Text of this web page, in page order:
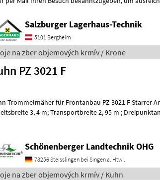
Salzburger Lagerhaus-Technik
5101 Bergheim
na zber objemových krmív / Krone
PZ 3021 F
Trommelmäher für Frontanbau PZ 3021 F Starrer
3, 4 m; Transportbreite 2, 95 m ;
Schönenberger Landtechnik OHG
78256 Steisslingen bei Singen a. Htwl.
na zber objemových krmív / Kuhn